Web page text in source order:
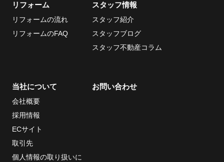
リフォーム
リフォームの流れ
リフォームのFAQ
スタッフ情報
スタッフ紹介
スタッフブログ
スタッフ不動産コラム
当社について
会社概要
採用情報
ECサイト
取引先
個人情報の取り扱いに
お問い合わせ